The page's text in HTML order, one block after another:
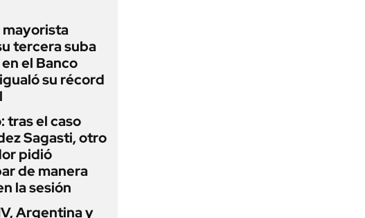
mayorista
tercera suba
el Banco
su récord
tras el caso
Sagasti, otro
pidió
de manera
la sesión
Argentina y